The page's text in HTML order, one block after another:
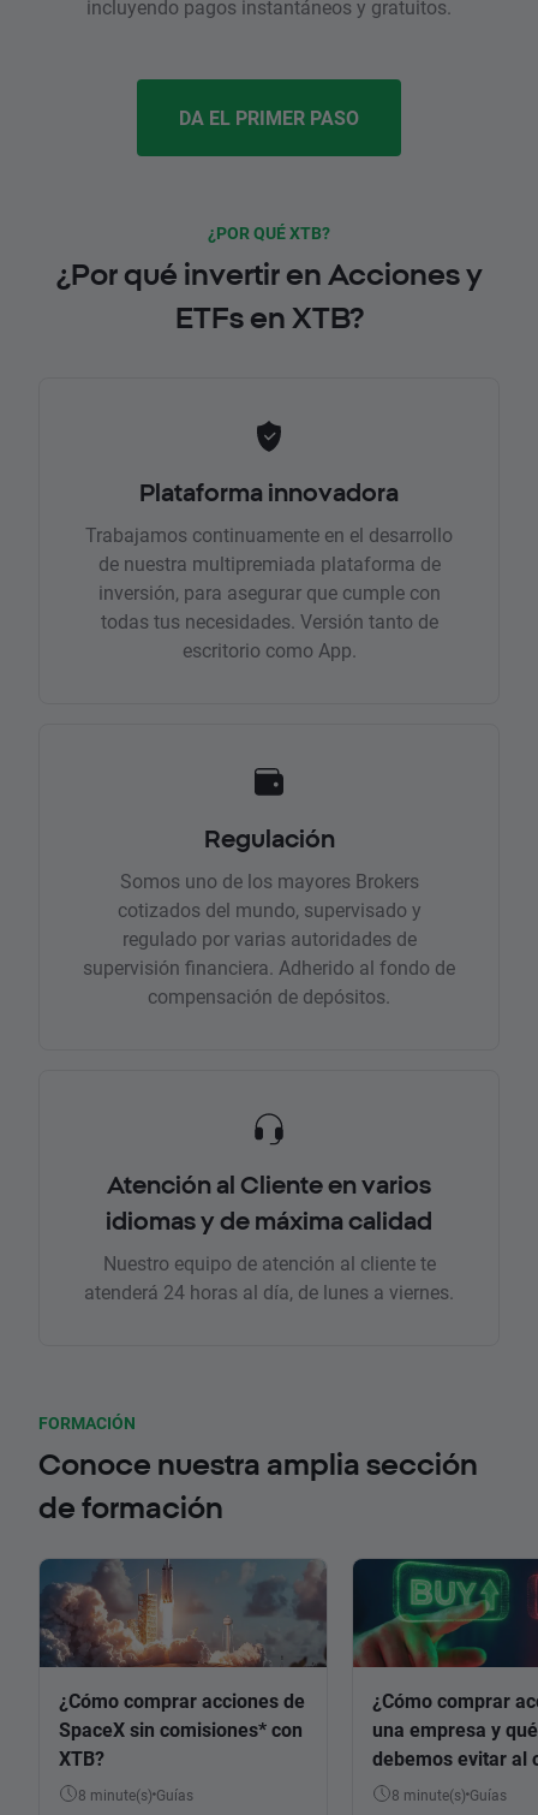
incluyendo pagos instantáneos y gratuitos.
DA EL PRIMER PASO
¿POR QUÉ XTB?
¿Por qué invertir en Acciones y
ETFs en XTB?
Plataforma innovadora
Trabajamos continuamente en el desarrollo
de nuestra multipremiada plataforma de
inversión, para asegurar que cumple con
todas tus necesidades. Versión tanto de
escritorio como App.
Regulación
Somos uno de los mayores Brokers
cotizados del mundo, supervisado y
regulado por varias autoridades de
supervisión financiera. Adherido al fondo de
compensación de depósitos.
Atención al Cliente en varios
idiomas y de máxima calidad
Nuestro equipo de atención al cliente te
atenderá 24 horas al día, de lunes a viernes.
FORMACIÓN
Conoce nuestra amplia sección
de formación
¿Cómo comprar acciones de
SpaceX sin comisiones* con
XTB?
8 minute(s) Guías
¿Cómo comprar
una empresa y
debemos evitar al
8 minute(s) Guías